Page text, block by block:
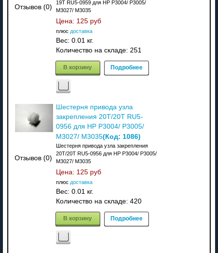
Отзывов (0)
19T RU5-0959 для HP P3004/ P3005/
M3027/ M3035
Цена: 125 руб
плюс доставка
Вес: 0.01 кг.
Количество на складе: 251
В корзину Подробнее
Отзывов (0)
Шестерня привода узла
закрепления 20T/20T RU5-
0956 для HP P3004/ P3005/
M3027/ M3035(Код: 1086)
Шестерня привода узла закрепления
20T/20T RU5-0956 для HP P3004/ P3005/
M3027/ M3035
Цена: 125 руб
плюс доставка
Вес: 0.01 кг.
Количество на складе: 420
В корзину Подробнее